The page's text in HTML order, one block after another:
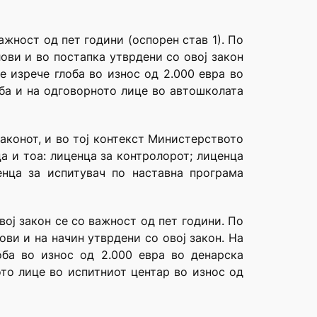
од пет години (оспорен став 1). По
и во постапка утврдени со овој закон
изрече глоба во износ од 2.000 евра во
и на одговорното лице во автошколата
и во тој контекст Министерството
и тоа: лиценца за контролорот; лиценца
за испитувач по наставна програма
закон се со важност од пет години. По
и на начин утврдени со овој закон. На
во износ од 2.000 евра во денарска
лице во испитниот центар во износ од